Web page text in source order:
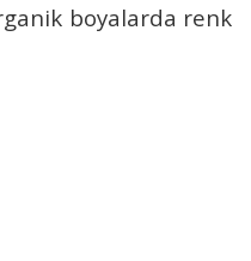
boyalarda renk